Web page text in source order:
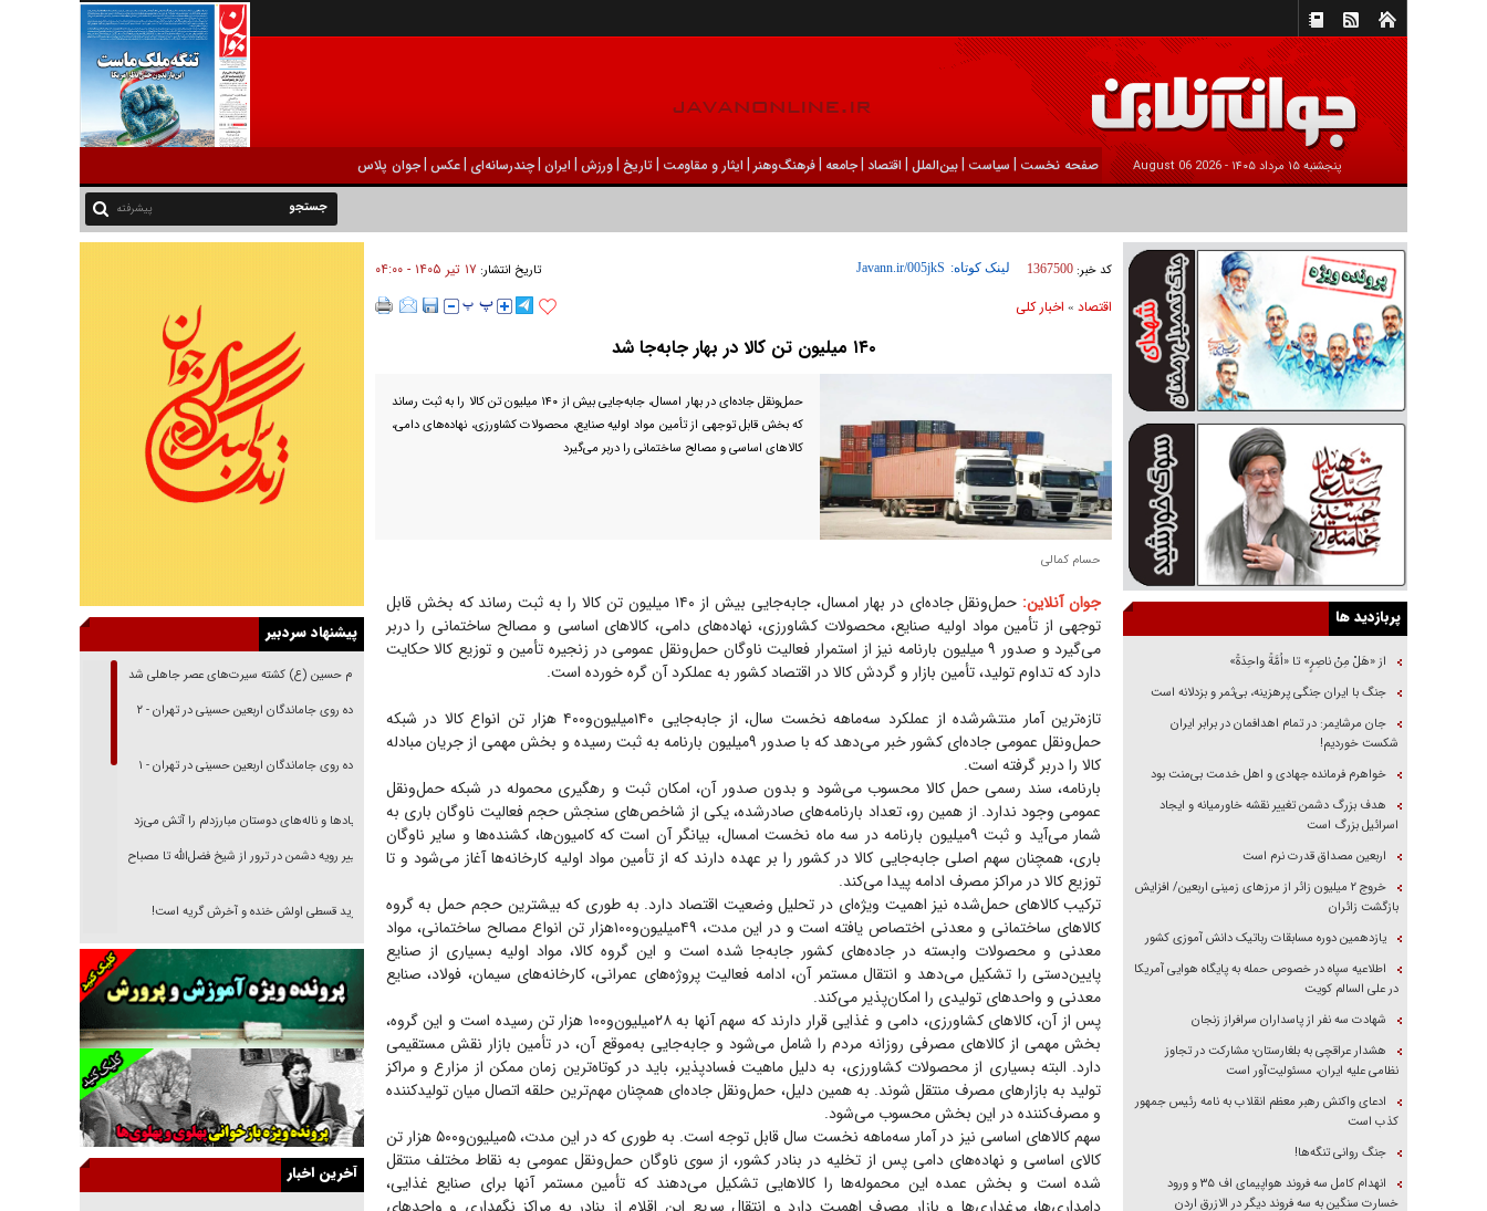
پنجشنبه ۱۵ مرداد ۱۴۰۵ - 2026 August 06 صفحه نخست | سیاست |بين‌الملل | اقتصاد |جامعه |فرهنگ‌و‌هنر | ایثار و مقاومت |تاریخ |ورزش | ايران |چندرسانه‌ای |عکس |جوان پلاس
پیشرفته
کد خبر: 1367500 لینک کوتاه: تاریخ انتشار: ۱۷ تير ۱۴۰۵ - ۰۴:۰۰
اقتصاد» اخبار کلی
۱۴۰ میلیون تن کالا در بهار جابه‌جا شد
حمل‌ونقل جاده‌ای در بهار امسال، جابه‌جایی بیش از ۱۴۰ میلیون تن کالا را به ثبت رساند
که بخش قابل توجهی از تأمین مواد اولیه صنایع، محصولات کشاورزی، نهاده‌های دامی،
کالا‌های اساسی و مصالح ساختمانی را دربر می‌گیرد
حسام کمالی
جوان آنلاین:
حمل‌ونقل جاده‌ای در بهار امسال، جابه‌جایی بیش از ۱۴۰ میلیون تن کالا را به ثبت رساند که بخش قابل
توجهی از تأمین مواد اولیه صنایع، محصولات کشاورزی، نهاده‌های دامی، کالا‌های اساسی و مصالح ساختمانی را دربر
می‌گیرد و صدور ۹ میلیون بارنامه نیز از استمرار فعالیت ناوگان حمل‌ونقل عمومی در زنجیره تأمین و توزیع کالا حکایت
دارد که تداوم تولید، تأمین بازار و گردش کالا در اقتصاد کشور به عملکرد آن گره خورده است.
تازه‌ترین آمار منتشرشده از عملکرد سه‌ماهه نخست سال، از جابه‌جایی ۱۴۰میلیون‌و‌۴۰۰ هزار تن انواع کالا در شبکه
حمل‌ونقل عمومی جاده‌ای کشور خبر می‌دهد که با صدور ۹میلیون بارنامه به ثبت رسیده و بخش مهمی از جریان مبادله
کالا را دربر گرفته است.
بارنامه، سند رسمی حمل کالا محسوب می‌شود و بدون صدور آن، امکان ثبت و رهگیری محموله در شبکه حمل‌ونقل
عمومی وجود ندارد. از همین رو، تعداد بارنامه‌های صادرشده، یکی از شاخص‌های سنجش حجم فعالیت ناوگان باری به
شمار می‌آید و ثبت ۹میلیون بارنامه در سه ماه نخست امسال، بیانگر آن است که کامیون‌ها، کشنده‌ها و سایر ناوگان
باری، همچنان سهم اصلی جابه‌جایی کالا در کشور را بر عهده دارند که از تأمین مواد اولیه کارخانه‌ها آغاز می‌شود و تا
توزیع کالا در مراکز مصرف ادامه پیدا می‌کند.
ترکیب کالا‌های حمل‌شده نیز اهمیت ویژه‌ای در تحلیل وضعیت اقتصاد دارد. به طوری که بیشترین حجم حمل به گروه
کالا‌های ساختمانی و معدنی اختصاص یافته است و در این مدت، ۴۹میلیون‌و‌۱۰۰هزار تن انواع مصالح ساختمانی، مواد
معدنی و محصولات وابسته در جاده‌های کشور جابه‌جا شده است و این گروه کالا، مواد اولیه بسیاری از صنایع
پایین‌دستی را تشکیل می‌دهد و انتقال مستمر آن، ادامه فعالیت پروژه‌های عمرانی، کارخانه‌های سیمان، فولاد، صنایع
معدنی و واحد‌های تولیدی را امکان‌پذیر می‌کند.
پس از آن، کالا‌های کشاورزی، دامی و غذایی قرار دارند که سهم آنها به ۲۸میلیون‌و‌۱۰۰ هزار تن رسیده است و این گروه،
بخش مهمی از کالا‌های مصرفی روزانه مردم را شامل می‌شود و جابه‌جایی به‌موقع آن، در تأمین بازار نقش مستقیمی
دارد. البته بسیاری از محصولات کشاورزی، به دلیل ماهیت فسادپذیر، باید در کوتاه‌ترین زمان ممکن از مزارع و مراکز
تولید به بازار‌های مصرف منتقل شوند. به همین دلیل، حمل‌ونقل جاده‌ای همچنان مهم‌ترین حلقه اتصال میان تولیدکننده
و مصرف‌کننده در این بخش محسوب می‌شود.
سهم کالا‌های اساسی نیز در آمار سه‌ماهه نخست سال قابل توجه است. به طوری که در این مدت، ۵میلیون‌و‌۵۰۰ هزار تن
کالای اساسی و نهاده‌های دامی پس از تخلیه در بنادر کشور، از سوی ناوگان حمل‌ونقل عمومی به نقاط مختلف منتقل
شده است و بخش عمده این محموله‌ها را کالا‌هایی تشکیل می‌دهند که تأمین مستمر آنها برای صنایع غذایی،
پربازدید ها
از «هَلْ مِنْ ناصِرٍ» تا «اُمَّةً واحِدَةً»
جنگ با ایران جنگی پرهزینه، بی‌ثمر و بزدلانه است
جان مرشایمر: در تمام اهدافمان در برابر ایران
شکست خوردیم!
خواهرم فرمانده جهادی و اهل خدمت بی‌منت بود
هدف بزرگ دشمن تغییر نقشه خاورمیانه و ایجاد
اسرائیل بزرگ است
اربعین مصداق قدرت نرم است
‌خروج ۲ میلیون زائر از مرز‌های زمینی اربعین/ افزایش
بازگشت زائران
یازدهمین دوره مسابقات رباتیک دانش آموزی کشور
اطلاعیه سپاه در خصوص حمله به پایگاه هوایی آمریکا
در علی السالم کویت
شهادت سه نفر از پاسداران سرافراز زنجان
هشدار عراقچی به بلغارستان؛ مشارکت در تجاوز
نظامی علیه ایران، مسئولیت‌آور است
ادعای واکنش رهبر معظم انقلاب به نامه رئیس جمهور
کذب است
جنگ روانی تنگه‌ها!
انهدام کامل سه فروند هواپیمای اف ۳۵ و ورود
خسارت سنگین به سه فروند دیگر در الازرق اردن
پیشنهاد سردبیر
امام حسین (ع) کشته سیرت‌های عصر جاهلی شد
پیاده روی جاماندگان اربعین حسینی در تهران - ۲
پیاده روی جاماندگان اربعین حسینی در تهران - ۱
فریاد‌ها و ناله‌های دوستان مبارزدلم را آتش می‌زد
تغییر رویه دشمن در ترور از شیخ فضل‌الله تا مصباح
خرید قسطی اولش خنده و آخرش گریه است!
فوتبال و آن «بالا»!
راهبرد غافلگیری با نسل جدید پهپاد‌ها
جنجال پزشکان تقلبی در صنعت زیبایی
یهودی‌ها در ادبیات داستانی اروپا؛ از شکسپیر تا
گفت‌وگو با خواهر یکی از شهدای جنگ رمضان/
خواهرم فرمانده جهادی و اهل خدمت بی‌منت بود
جزئیات شکنجه‌هایم فراتر از آن است که در بیان
بگنجد!آخرین اخبار